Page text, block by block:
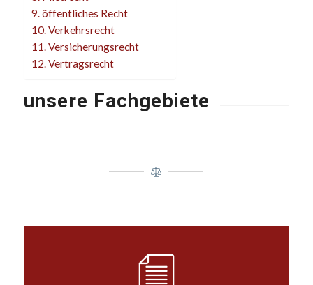
öffentliches Recht
Verkehrsrecht
Versicherungsrecht
Vertragsrecht
unsere Fachgebiete